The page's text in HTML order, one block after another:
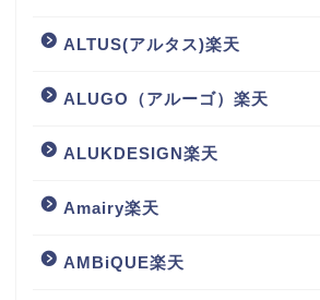
ALTUS(アルタス)楽天
ALUGO（アルーゴ）楽天
ALUKDESIGN楽天
Amairy楽天
AMBiQUE楽天